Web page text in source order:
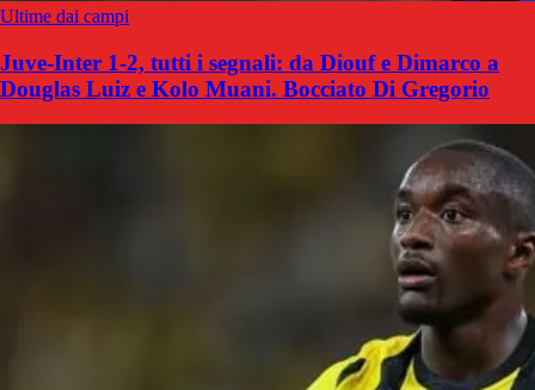
Ultime dai campi
Juve-Inter 1-2, tutti i segnali: da Diouf e Dimarco a
Douglas Luiz e Kolo Muani. Bocciato Di Gregorio